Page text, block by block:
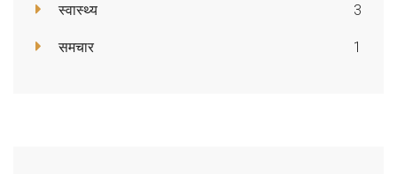
स्वास्थ्य 3
समचार 1